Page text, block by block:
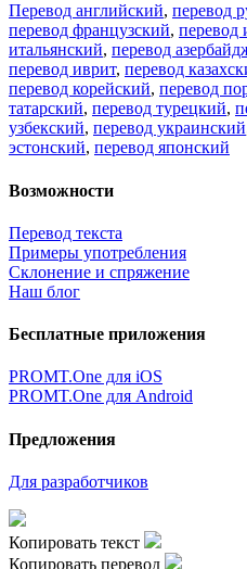
Перевод английский, перевод
перевод французский, перевод
итальянский, перевод
перевод иврит, перевод
перевод корейский, перевод
татарский, перевод турецкий,
узбекский, перевод украинский
эстонский, перевод японский
Возможности
Перевод текста
Примеры употребления
Склонение и спряжение
Наш блог
Бесплатные приложения
PROMT.One для iOS
PROMT.One для Android
Предложения
Для разработчиков
Копировать текст
Копировать перевод